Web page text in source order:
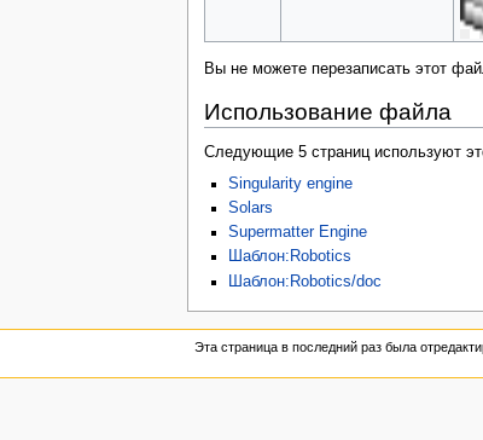
Вы не можете перезаписать этот
Использование файла
Следующие 5 страниц используют
Singularity engine
Solars
Supermatter Engine
Шаблон:Robotics
Шаблон:Robotics/doc
Эта страница в последний раз была